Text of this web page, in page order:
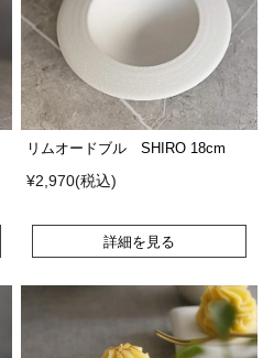
リムオードブル SHIRO 18cm
¥2,970(税込)
詳細を見る